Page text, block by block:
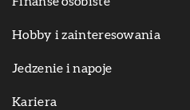
Hobby i zainteresowania
Jedzenie i napoje
Kariera